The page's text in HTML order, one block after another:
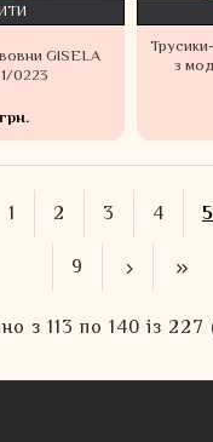
GISELA
1/0223
з
1 2 3 4 5
9
з 113 по 140 із